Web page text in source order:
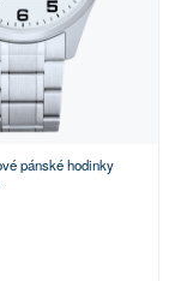
pánské hodinky